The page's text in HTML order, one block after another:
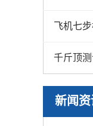
飞机七
千斤顶
新闻资